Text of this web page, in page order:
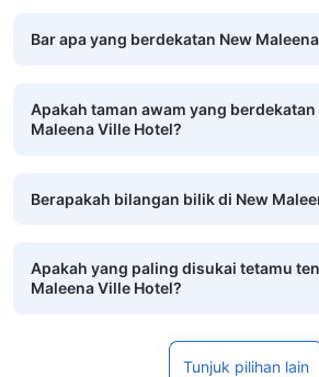
Bar apa yang berdekatan New
Apakah taman awam yang
Maleena Ville Hotel?
Berapakah bilangan bilik di New
Apakah yang paling disukai tetamu
Maleena Ville Hotel?
Tunjuk pilihan lain